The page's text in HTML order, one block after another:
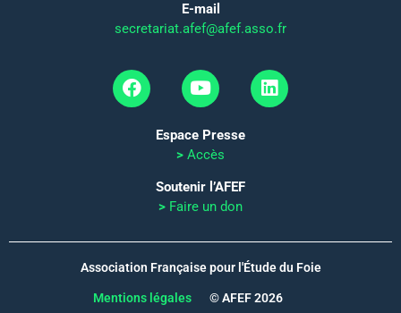
E-mail
secretariat.afef@afef.asso.fr
Espace Presse
> Accès
Soutenir l’AFEF
> Faire un don
Association Française pour l'Étude du Foie
Mentions légales © AFEF 2026